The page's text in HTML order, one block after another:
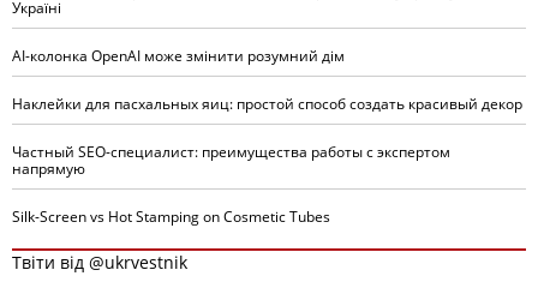
Україні
AI-колонка OpenAI може змінити розумний дім
Наклейки для пасхальных яиц: простой способ создать красивый декор
Частный SEO-специалист: преимущества работы с экспертом
напрямую
Silk-Screen vs Hot Stamping on Cosmetic Tubes
Твіти від @ukrvestnik